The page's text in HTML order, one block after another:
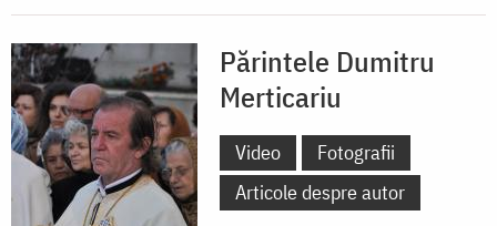
Părintele Dumitru
Merticariu
Video
Fotografii
Articole despre autor